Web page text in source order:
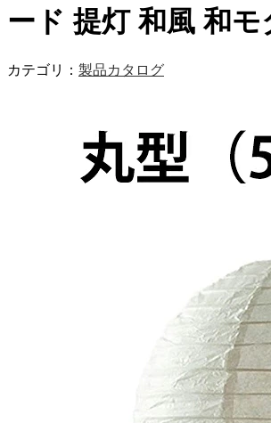
ード 提灯 和風 和
カテゴリ： 製品カタログ